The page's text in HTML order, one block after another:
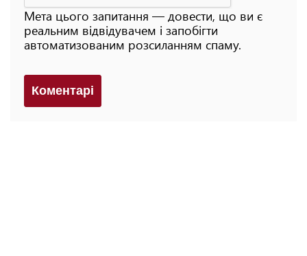
Мета цього запитання — довести, що ви є
реальним відвідувачем і запобігти
автоматизованим розсиланням спаму.
Коментарi